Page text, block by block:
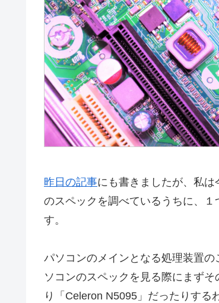
昨日の記事にも書きましたが、私
のスペックを調べているうちに、
す。
パソコンのメインとなる処理装置
ソコンのスペックを見る際にまず
り「Celeron N5095」だったりする